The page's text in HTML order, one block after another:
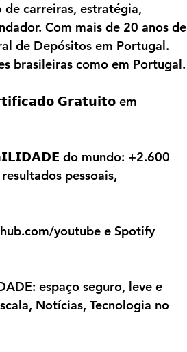
de carreiras, estratégia,
Com mais de 20 anos de
de Depósitos em Portugal.
brasileiras como em Portugal.
𝗚𝗿𝗮𝘁𝘂𝗶𝘁𝗼 em
do mundo: +2.600
pessoais,
youtube e Spotify
espaço seguro, leve e
Notícias, Tecnologia no